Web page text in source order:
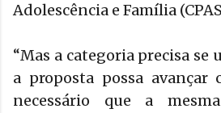
Adolescência e Família
“Mas a categoria precisa se
a proposta possa avançar
necessário que a